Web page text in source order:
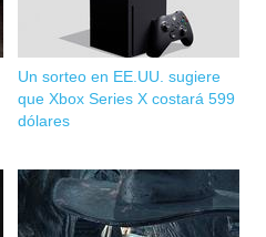
Un sorteo en EE.UU. sugiere
que Xbox Series X costará 599
dólares